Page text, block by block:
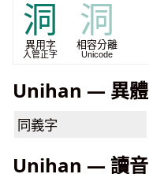
洞
異用字
入管正字
洞
相容分離
Unicode
Unihan — 異體
同義字
Unihan — 讀音